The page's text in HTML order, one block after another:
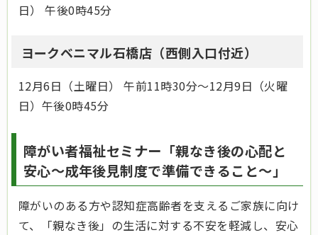
日） 午後0時45分
ヨークベニマル石橋店（西側入口付近）
12月6日（土曜日） 午前11時30分～12月9日（火曜
日）午後0時45分
障がい者福祉セミナー「親なき後の心配と
安心～成年後見制度で準備できること～」
障がいのある方や認知症高齢者を支えるご家族に向け
て、「親なき後」の生活に対する不安を軽減し、安心